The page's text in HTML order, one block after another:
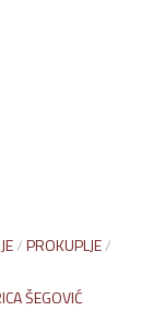
/PROKUPLJE/
ŠEGOVIĆ